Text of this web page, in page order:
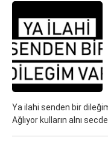
Ya ilahi senden bir
Ağlıyor kulların alnı